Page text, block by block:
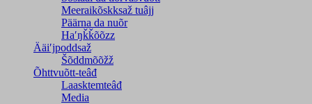
Meeraikõskksaž tuâjj
Päärna da nuõr
Haʹŋǩǩõõzz
Ääiʹjpoddsaž
Šõddmõõžž
Õhttvuõtt-teâđ
Laasktemteâđ
Media